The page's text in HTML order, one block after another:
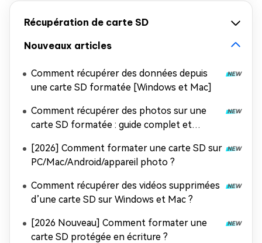
Récupération de carte SD
Nouveaux articles
Comment récupérer des données depuis
une carte SD formatée [Windows et Mac]
Comment récupérer des photos sur une
carte SD formatée : guide complet et
[2026] Comment formater une carte SD sur
PC/Mac/Android/appareil photo ?
Comment récupérer des vidéos supprimées
d’une carte SD sur Windows et Mac ?
[2026 Nouveau] Comment formater une
carte SD protégée en écriture ?